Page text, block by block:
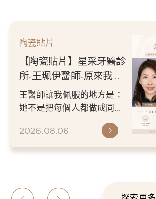
陶瓷貼片
【陶瓷貼片】星采牙醫診
所-王珮伊醫師-原來我的
不愛笑，只是不喜歡自己
原本的牙齒
王醫師讓我佩服的地方是：
她不是把每個人都做成同一
更適合自己的樣子。 現...
2026.08.06